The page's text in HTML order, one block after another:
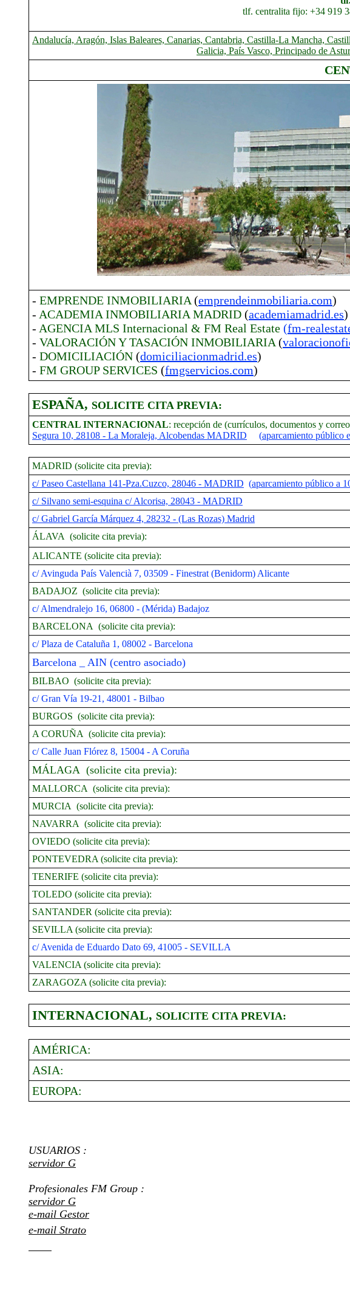
tlf. centralita fijo: +34
Andalucía, Aragón, Islas Baleares, Canarias, Cantabria, Castilla-La Mancha,
Galicia, País Vasco, Principado de
- EMPRENDE INMOBILIARIA (emprendeinmobiliaria.com)
- ACADEMIA INMOBILIARIA MADRID (academiamadrid.es)
- AGENCIA MLS Internacional & FM Real Estate (fm-
- VALORACIÓN Y TASACIÓN INMOBILIARIA (
- DOMICILIACIÓN (domiciliacionmadrid.es)
- FM GROUP SERVICES (fmgservicios.com)
ESPAÑA, SOLICITE CITA PREVIA:
CENTRAL INTERNACIONAL: recepción de (currículos, documentos y
Segura 10, 28108 - La Moraleja, Alcobendas MADRID
(aparcamiento público
MADRID (solicite cita previa):
c/ Paseo Castellana 141-Pza.Cuzco, 28046 - MADRID (aparcamiento público a
c/ Silvano semi-esquina c/ Alcorisa, 28043 - MADRID
c/ Gabriel García Márquez 4, 28232 - (Las Rozas) Madrid
ÁLAVA (solicite cita previa):
ALICANTE (solicite cita previa):
c/ Avinguda País Valencià 7, 03509 - Finestrat (Benidorm) Alicante
BADAJOZ (solicite cita previa):
c/ Almendralejo 16, 06800 - (Mérida) Badajoz
BARCELONA (solicite cita previa):
c/ Plaza de Cataluña 1, 08002 - Barcelona
Barcelona _ AIN (centro asociado)
BILBAO (solicite cita previa):
c/ Gran Vía 19-21, 48001 - Bilbao
BURGOS (solicite cita previa):
A CORUÑA (solicite cita previa):
c/ Calle Juan Flórez 8, 15004 - A Coruña
MÁLAGA (solicite cita previa):
MALLORCA (solicite cita previa):
MURCIA (solicite cita previa):
NAVARRA (solicite cita previa):
OVIEDO (solicite cita previa):
PONTEVEDRA (solicite cita previa):
TENERIFE (solicite cita previa):
TOLEDO (solicite cita previa):
SANTANDER (solicite cita previa):
SEVILLA (solicite cita previa):
c/ Avenida de Eduardo Dato 69, 41005 - SEVILLA
VALENCIA (solicite cita previa):
ZARAGOZA (solicite cita previa):
INTERNACIONAL, SOLICITE CITA PREVIA:
AMÉRICA:
ASIA:
EUROPA:
USUARIOS :
servidor G
Profesionales FM Group :
servidor G
e-mail Gestor
e-mail Strato